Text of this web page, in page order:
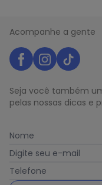
Acompanhe a gente
Seja você também
pelas nossas dicas e
Nome
Digite seu e-mail
Telefone